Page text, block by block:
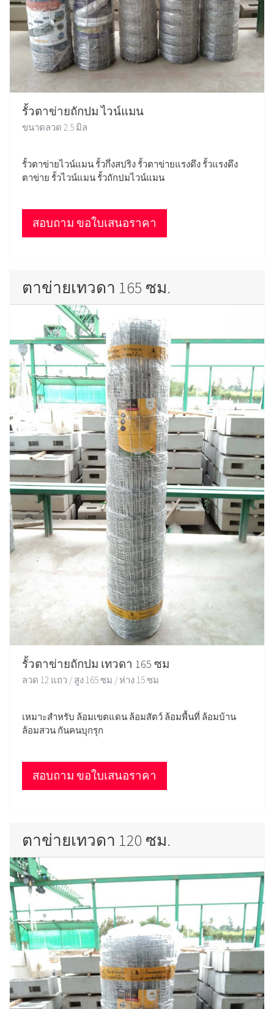
รั้วตาข่ายถักปม ไวน์แมน
ขนาดลวด 2.5 มิล
รั้วตาข่ายไวน์แมน รั้วกึ่งสปริง รั้วตาข่ายแรงดึง รั้วแรงดึง
ตาข่าย รั้วไวน์แมน รั้วถักปมไวน์แมน
สอบถาม ขอใบเสนอราคา
ตาข่ายเทวดา 165 ซม.
รั้วตาข่ายถักปม เทวดา 165 ซม
ลวด 12 แถว / สูง 165 ซม / ห่าง 15 ซม
เหมาะสำหรับ ล้อมเขตแดน ล้อมสัตว์ ล้อมพื้นที่ ล้อมบ้าน
ล้อมสวน กันคนบุกรุก
สอบถาม ขอใบเสนอราคา
ตาข่ายเทวดา 120 ซม.